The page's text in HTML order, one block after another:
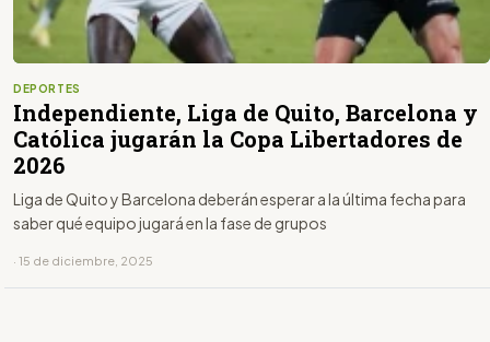
DEPORTES
Independiente, Liga de Quito, Barcelona y
Católica jugarán la Copa Libertadores de
2026
Liga de Quito y Barcelona deberán esperar a la última fecha para
saber qué equipo jugará en la fase de grupos
· 15 de diciembre, 2025